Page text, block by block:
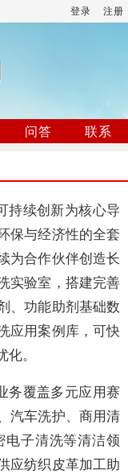
登录 注册
问答
联系
持续创新为核心导
保与经济性的全套
为合作伙伴创造长
实验室，搭建完善
、功能助剂基础数
应用案例库，可快
。
务覆盖多元应用赛
汽车洗护、商用清
子清洗等清洁领
应纺织皮革加工助